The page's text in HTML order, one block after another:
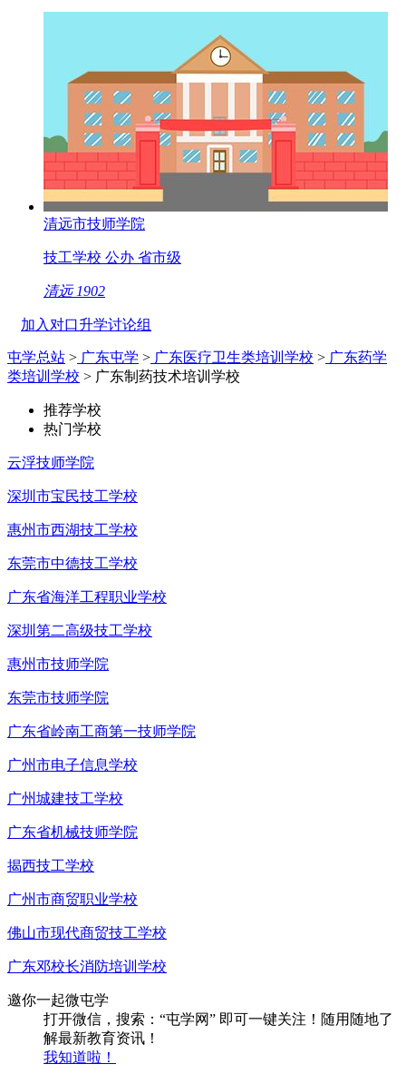
清远市技师学院
技工学校 公办 省市级
清远 1902
加入对口升学讨论组
屯学总站 > 广东屯学 > 广东医疗卫生类培训学校 > 广东药学
类培训学校 > 广东制药技术培训学校
推荐学校
热门学校
云浮技师学院
深圳市宝民技工学校
惠州市西湖技工学校
东莞市中德技工学校
广东省海洋工程职业学校
深圳第二高级技工学校
惠州市技师学院
东莞市技师学院
广东省岭南工商第一技师学院
广州市电子信息学校
广州城建技工学校
广东省机械技师学院
揭西技工学校
广州市商贸职业学校
佛山市现代商贸技工学校
广东邓校长消防培训学校
邀你一起微屯学
打开微信，搜索：“屯学网” 即可一键关注！随用随地了
解最新教育资讯！
我知道啦！